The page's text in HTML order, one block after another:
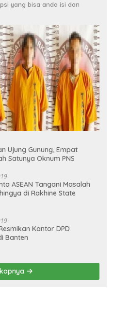
yang bisa anda isi dan
Ujung Gunung, Empat
Satunya Oknum PNS
ASEAN Tangani Masalah
di Rakhine State
Kantor DPD
Banten